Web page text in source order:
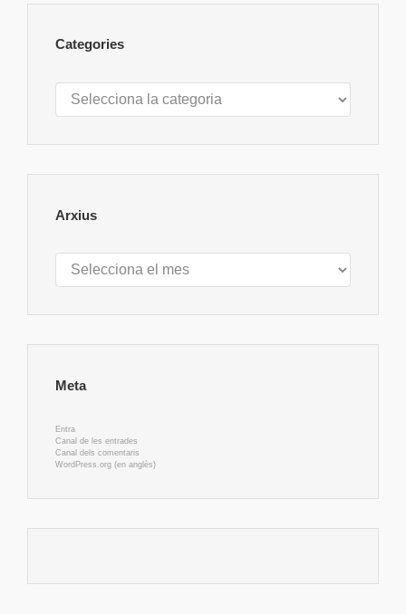
Categories
Categories
Arxius
Arxius
Meta
Entra
Canal de les entrades
Canal dels comentaris
WordPress.org (en anglès)